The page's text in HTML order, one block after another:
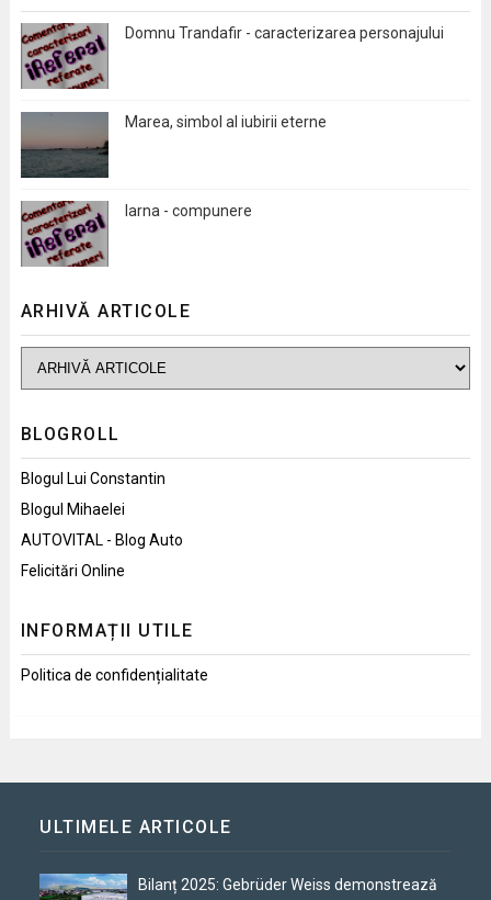
Domnu Trandafir - caracterizarea personajului
Marea, simbol al iubirii eterne
Iarna - compunere
ARHIVĂ ARTICOLE
BLOGROLL
Blogul Lui Constantin
Blogul Mihaelei
AUTOVITAL - Blog Auto
Felicitări Online
INFORMAȚII UTILE
Politica de confidențialitate
ULTIMELE ARTICOLE
Bilanț 2025: Gebrüder Weiss demonstrează